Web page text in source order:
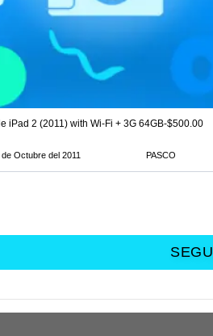
PERU"
iPad 2 (2011) with Wi-Fi + 3G 64GB-$500.00
Octubre del 2011 PASCO